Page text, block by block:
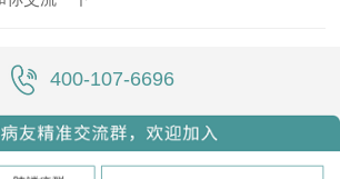
400-107-6696